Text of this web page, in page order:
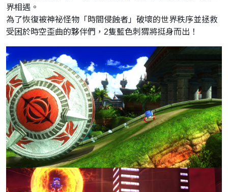
界相遇。
為了恢復被神祕怪物「時間侵蝕者」破壞的世界秩序並拯救
受困於時空歪曲的夥伴們，2隻藍色刺猬將挺身而出！